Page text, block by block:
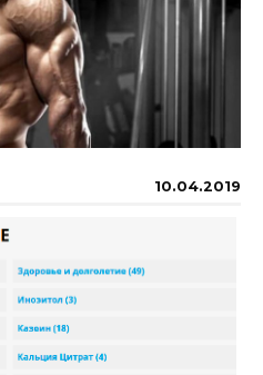
10.04.2019